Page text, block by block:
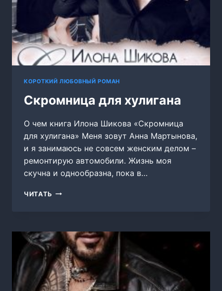
КОРОТКИЙ ЛЮБОВНЫЙ РОМАН
Скромница для хулигана
О чем книга Илона Шикова «Скромница
для хулигана» Меня зовут Анна Мартынова,
и я занимаюсь не совсем женским делом –
ремонтирую автомобили. Жизнь моя
скучна и однообразна, пока в…
ЧИТАТЬ СКРОМНИЦА